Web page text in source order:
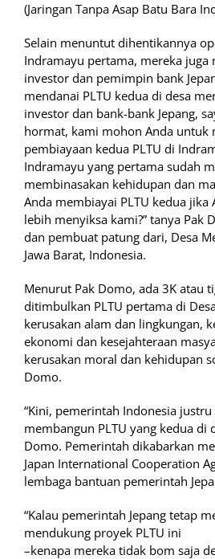
(Jaringan Tanpa Asap Batu Bara
Selain menuntut dihentikannya
Indramayu pertama, mereka juga
investor dan pemimpin bank
mendanai PLTU kedua di desa
investor dan bank-bank Jepang,
hormat, kami mohon Anda untuk
pembiayaan kedua PLTU di
Indramayu yang pertama sudah
membinasakan kehidupan dan
Anda membiayai PLTU kedua jika
lebih menyiksa kami?” tanya Pak
dan pembuat patung dari, Desa
Jawa Barat, Indonesia.
Menurut Pak Domo, ada 3K atau
ditimbulkan PLTU pertama di
kerusakan alam dan lingkungan,
ekonomi dan kesejahteraan
kerusakan moral dan kehidupan
Domo.
“Kini, pemerintah Indonesia
membangun PLTU yang kedua di
Domo. Pemerintah dikabarkan
Japan International Cooperation
lembaga bantuan pemerintah
“Kalau pemerintah Jepang tetap
mendukung proyek PLTU ini
–kenapa mereka tidak bom saja